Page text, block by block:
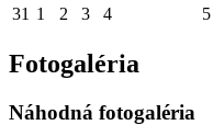
31 1 2 3 4 5
Fotogaléria
Náhodná fotogaléria